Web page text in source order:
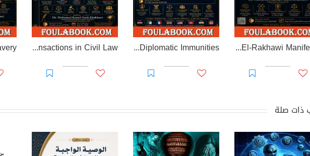
Prisoner of Perception: The El-Rakhawi Manifesto
EL-RAKHAWI MONOGRAPH on Diplomatic Immunities
EL RAKHAWI MIND on the Doctrine of Simulation and Sham Transactions in Civil Law
ذات صلة